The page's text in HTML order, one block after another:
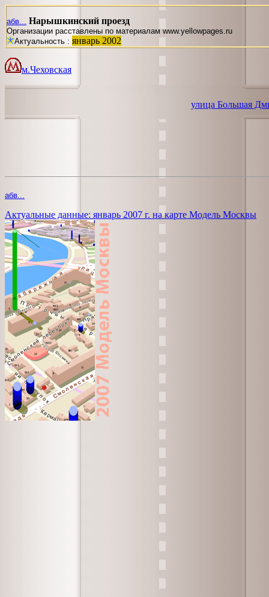
абв... Нарышкинский проезд
Организации расставлены по материалам www.yellowpages.ru
Актуальность : январь 2002
м.Чеховская
улица Большая
абв...
Актуальные данные: январь 2007 г. на карте Модель Москвы